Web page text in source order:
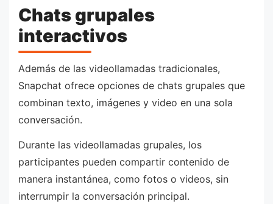
Chats grupales
interactivos
Además de las videollamadas tradicionales,
Snapchat ofrece opciones de chats grupales que
combinan texto, imágenes y video en una sola
conversación.
Durante las videollamadas grupales, los
participantes pueden compartir contenido de
manera instantánea, como fotos o videos, sin
interrumpir la conversación principal.